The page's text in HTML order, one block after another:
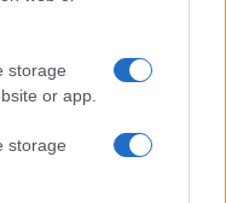
storage
or app.
storage
è positivo, la
le Estathé
economico e